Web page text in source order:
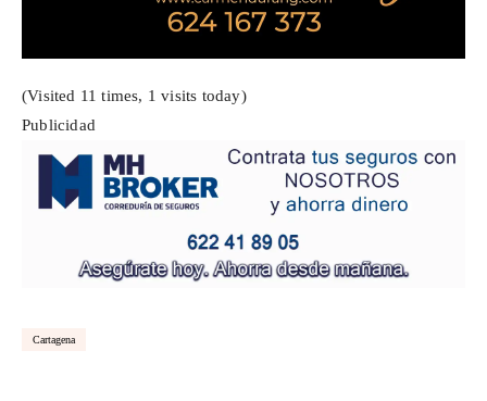
(Visited 11 times, 1 visits today)
Publicidad
Cartagena